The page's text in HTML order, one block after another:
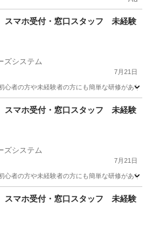
マホ受付・窓口スタッフ 未経験
ズシステム
7月21日
心者の方や未経験者の方にも簡単な研修があ
スタッフ
マホ受付・窓口スタッフ 未経験
ズシステム
7月21日
心者の方や未経験者の方にも簡単な研修があ
マホ受付・窓口スタッフ 未経験